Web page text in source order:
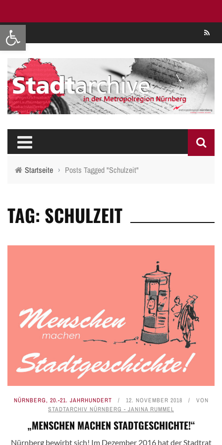
Werkzeugleiste öffnen
Startseite › Posts Tagged "Schulzeit"
TAG: SCHULZEIT
NÜRNBERG, 20.-21. JAHRHUNDERT 12. NOVEMBER 2018
VON
STADTARCHIV NÜRNBERG - JANINA RUMMEL
„MENSCHEN MACHEN STADTGESCHICHTE!“
Nürnberg bewirbt sich! Im Dezember 2016 hat der Stadtrat